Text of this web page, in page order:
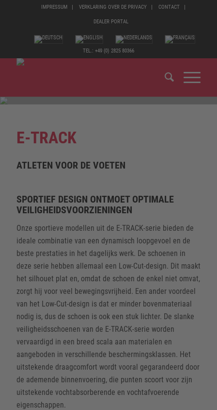
IMPRESSUM VERKLARING OVER DE PRIVACY CONTACT
DEALER PORTAL
TEL.: +49 (0) 2825 80366
E-TRACK
ATLETEN VOOR DE VOETEN
SPORTIEF DESIGN ONTMOET OPTIMALE
VEILIGHEIDSVOORZIENINGEN
Onze sportieve modellen uit de E-TRACK-serie bieden de
ideale combinatie van een dynamisch loopgevoel en de
beste prestaties in het dagelijks werk. De schoenen in
deze serie hebben allemaal een Low-Cut-design. Dit maakt
het silhouet plat en, omdat de schoen de enkel niet omvat,
zorgt hij voor veel bewegingsvrijheid. Een ander voordeel
van het Low-Cut-design is dat er minder bovenmateriaal
nodig is, dus de schoen is ook een stuk lichter. De slanke
veiligheidsschoenen van de E-TRACK-serie worden
vervaardigd in een breed scala aan materialen en
aangeboden in verschillende beschermingsklassen. Het
uitstekende draagcomfort wordt vooral gegarandeerd door
de ademende binnenvoering, die punten scoort voor zijn
uitstekende vochtabsorberende en vochtafvoerende
eigenschappen.